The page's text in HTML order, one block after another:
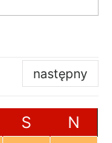
następny
S N